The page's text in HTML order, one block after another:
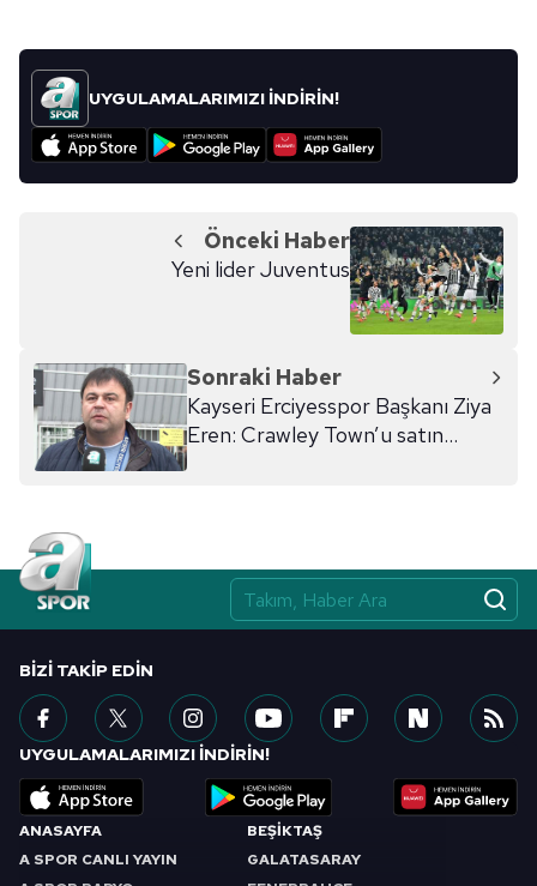
6698 sayılı Kişisel Verilerin Korunması Kanunu uyarınca
hazırlanmış Aydınlatma Metnimizi okumak ve sitemizde
ilgili mevzuata uygun olarak kullanılan çerezlerle ilgili bilgi
almak için lütfentıklayınız.
UYGULAMALARIMIZI İNDİRİN!
Önceki Haber
Yeni lider Juventus
Sonraki Haber
Kayseri Erciyesspor Başkanı Ziya
Eren: Crawley Town’u satın
ANASAYFA
A SPOR CANLI YAYIN
BEŞİKTAŞ
GALATASARAY
BIZI TAKIP EDIN
UYGULAMALARIMIZI İNDİRİN!